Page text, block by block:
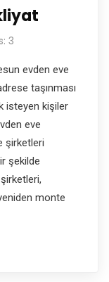
3
evden eve
taşınması
isteyen kişiler
eve
şirketleri
şekilde
monte